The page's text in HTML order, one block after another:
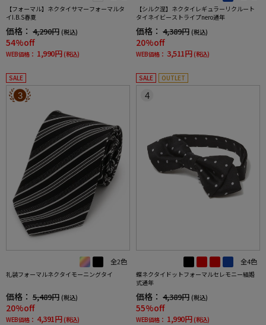
【フォーマル】ネクタイサマーフォーマルタ
イI.B.S春夏
価格： 4,290円 (税込)
54%off
WEB価格： 1,990円 (税込)
【シルク混】ネクタイレギュラーリクルート
タイネイビーストライプnero通年
価格： 4,389円 (税込)
20%off
WEB価格： 3,511円 (税込)
SALE
3
全2色
礼装フォーマルネクタイモーニングタイ
価格： 5,489円 (税込)
20%off
WEB価格： 4,391円 (税込)
SALE OUTLET
4
全4色
蝶ネクタイドットフォーマルセレモニー結婚
式通年
価格： 4,389円 (税込)
55%off
WEB価格： 1,990円 (税込)